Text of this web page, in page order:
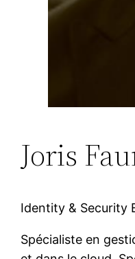
Joris
Identity & Security
Spécialiste en